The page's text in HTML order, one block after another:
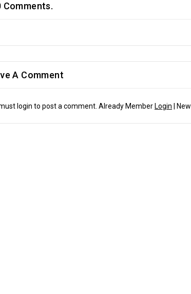
Comments.
A Comment
login to post a comment. Already Member Login | New